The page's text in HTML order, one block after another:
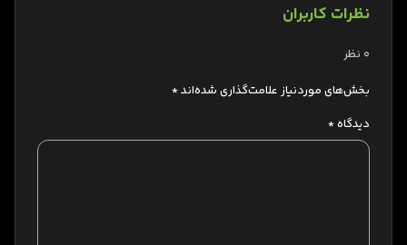
نظرات کاربران
0 نظر
بخش‌های موردنیاز علامت‌گذاری شده‌اند*
دیدگاه*